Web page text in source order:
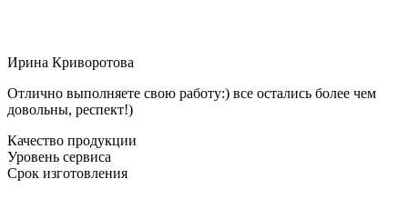
Ирина Криворотова
Отлично выполняете свою работу:) все остались более чем
довольны, респект!)
Качество продукции
Уровень сервиса
Срок изготовления